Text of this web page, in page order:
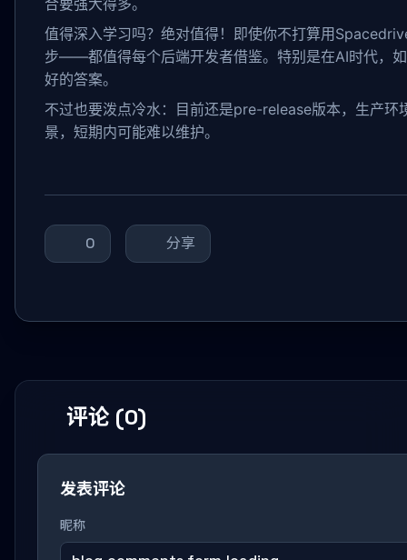
值得深入学习吗？绝对值得！即使你不打算用
步——都值得每个后端开发者借鉴。特别是在AI时代，
好的答案。
不过也要泼点冷水：目前还是pre-release版本，生产
景，短期内可能难以维护。
0 分享
评论 (0)
发表评论
昵称